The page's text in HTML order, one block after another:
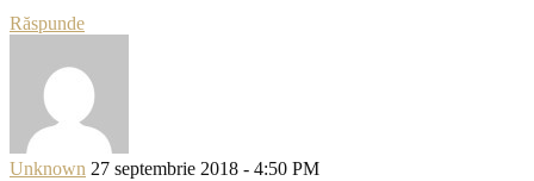
Răspunde
Unknown 27 septembrie 2018 - 4:50 PM